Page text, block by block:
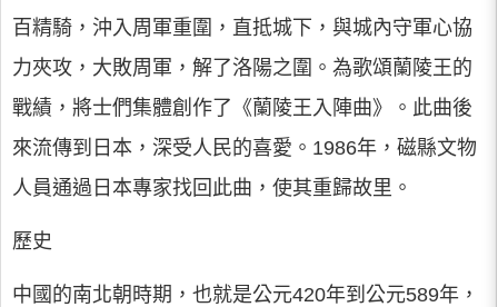
百精騎，沖入周軍重圍，直抵城下，與城內守軍心協
力夾攻，大敗周軍，解了洛陽之圍。為歌頌蘭陵王的
戰績，將士們集體創作了《蘭陵王入陣曲》。此曲後
來流傳到日本，深受人民的喜愛。1986年，磁縣文物
人員通過日本專家找回此曲，使其重歸故里。
歷史
中國的南北朝時期，也就是公元420年到公元589年，